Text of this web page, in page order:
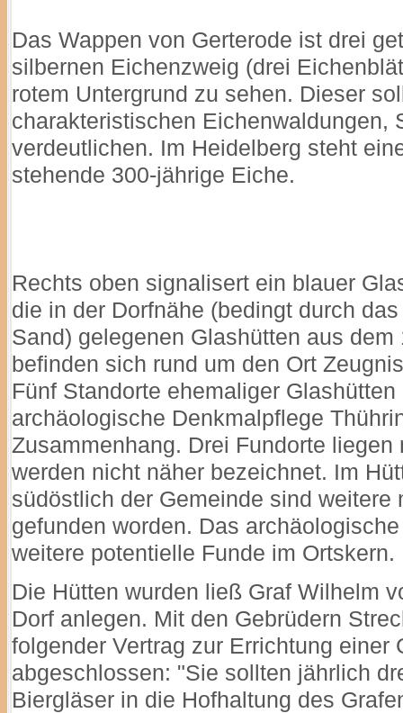
Das Wappen von Gerterode ist drei
silbernen Eichenzweig (drei
rotem Untergrund zu sehen. Dieser
charakteristischen Eichenwaldungen,
verdeutlichen. Im Heidelberg steht
stehende 300-jährige Eiche.
Rechts oben signalisert ein blauer
die in der Dorfnähe (bedingt durch
Sand) gelegenen Glashütten aus
befinden sich rund um den Ort
Fünf Standorte ehemaliger
archäologische Denkmalpflege
Zusammenhang. Drei Fundorte
werden nicht näher bezeichnet. Im
südöstlich der Gemeinde sind
gefunden worden. Das
weitere potentielle Funde im Ortskern.
Die Hütten wurden ließ Graf Wilhelm
Dorf anlegen. Mit den Gebrüdern
folgender Vertrag zur Errichtung einer
abgeschlossen: "Sie sollten jährlich
Biergläser in die Hofhaltung des